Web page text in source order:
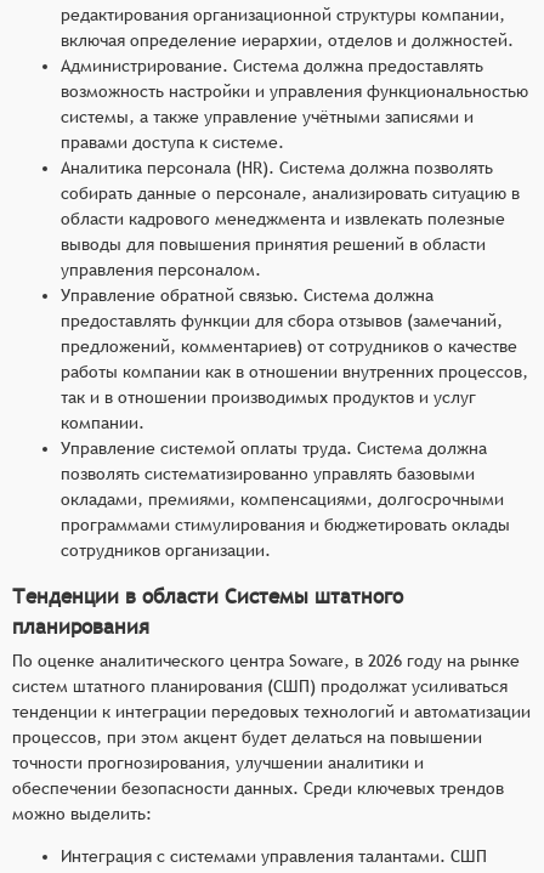
редактирования организационной структуры компании,
включая определение иерархии, отделов и должностей.
Администрирование. Система должна предоставлять
возможность настройки и управления функциональностью
системы, а также управление учётными записями и
правами доступа к системе.
Аналитика персонала (HR). Система должна позволять
собирать данные о персонале, анализировать ситуацию в
области кадрового менеджмента и извлекать полезные
выводы для повышения принятия решений в области
управления персоналом.
Управление обратной связью. Система должна
предоставлять функции для сбора отзывов (замечаний,
предложений, комментариев) от сотрудников о качестве
работы компании как в отношении внутренних процессов,
так и в отношении производимых продуктов и услуг
компании.
Управление системой оплаты труда. Система должна
позволять систематизированно управлять базовыми
окладами, премиями, компенсациями, долгосрочными
программами стимулирования и бюджетировать оклады
сотрудников организации.
Тенденции в области Системы штатного
планирования
По оценке аналитического центра Soware, в 2026 году на рынке
систем штатного планирования (СШП) продолжат усиливаться
тенденции к интеграции передовых технологий и автоматизации
процессов, при этом акцент будет делаться на повышении
точности прогнозирования, улучшении аналитики и
обеспечении безопасности данных. Среди ключевых трендов
можно выделить:
Интеграция с системами управления талантами. СШП